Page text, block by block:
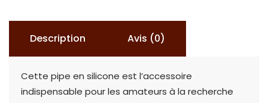
AVECDescription Avis (0)
Cette pipe en silicone est l’accessoire
indispensable pour les amateurs à la recherche